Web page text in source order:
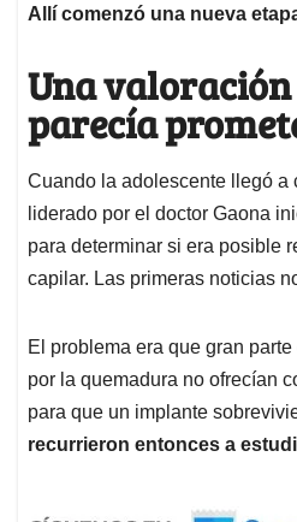
Allí comenzó una nueva
Una valoración
parecía
Cuando la adolescente llegó a
liderado por el doctor Gaona
para determinar si era posible
capilar. Las primeras noticias
El problema era que gran
por la quemadura no ofrecían
para que un implante
recurrieron entonces a